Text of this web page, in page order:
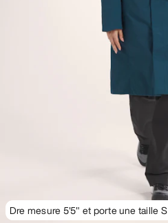
Dre mesure 5'5" et porte une taille S